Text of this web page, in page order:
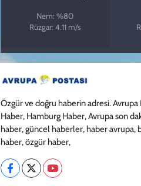
Nem: %80
Rüzgar: 4.11 m/s
Özgür ve doğru haberin adresi.
Haber, Hamburg Haber, Avrupa son
haber, güncel haberler, haber avrupa,
haber, özgür haber,